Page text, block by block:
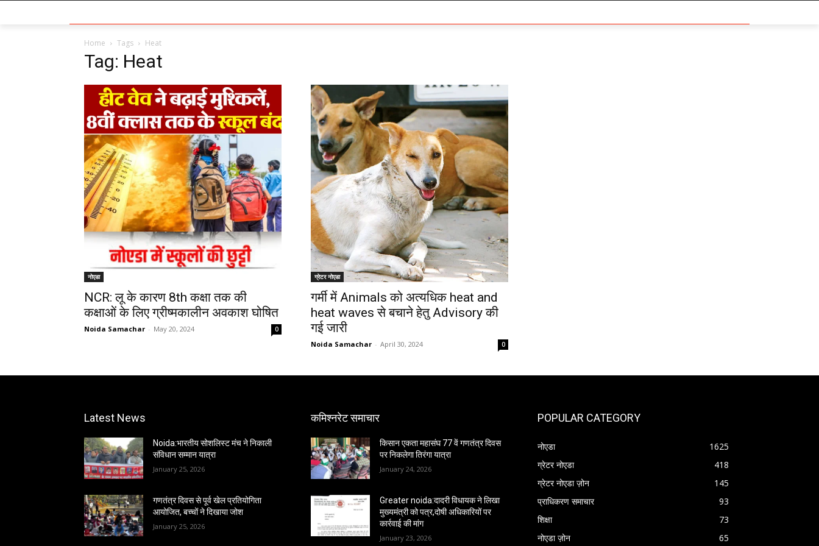
Home Tags Heat
Tag: Heat
नोएडा
NCR: लू के कारण 8th कक्षा तक की
कक्षाओं के लिए ग्रीष्मकालीन अवकाश घोषित
Noida Samachar - May 20, 2024 0
ग्रेटर नोएडा
गर्मी में Animals को अत्यधिक heat and
heat waves से बचाने हेतु Advisory की
गई जारी
Noida Samachar - April 30, 2024 0
Latest News
Noida:भारतीय सोशलिस्ट मंच ने निकाली
संविधान सम्मान यात्रा
January 25, 2026
गणतंत्र दिवस से पूर्व खेल प्रतियोगिता
आयोजित, बच्चों ने दिखाया जोश
January 25, 2026
कमिश्नरेट समाचार
किसान एकता महासंघ 77 वें गणतंत्र दिवस
पर निकलेगा तिरंगा यात्रा
January 24, 2026
Greater noida:दादरी विधायक ने लिखा
मुख्यमंत्री को पत्र,दोषी अधिकारियों पर
कार्रवाई की मांग
January 23, 2026
POPULAR CATEGORY
नोएडा
1625
ग्रेटर नोएडा
418
ग्रेटर नोएडा ज़ोन
145
प्राधिकरण समाचार
93
शिक्षा
73
नोएडा ज़ोन
65